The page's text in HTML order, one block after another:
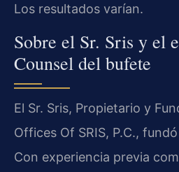
Los resultados varían.
Sobre el Sr. Sris y el
Counsel del bufete
El Sr. Sris, Propietario y
Offices Of SRIS, P.C.,
Con experiencia previa